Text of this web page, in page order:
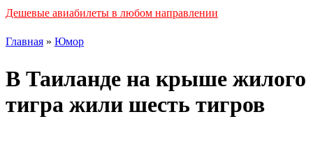
Дешевые авиабилеты в любом направлении
Главная » Юмор
В Таиланде на крыше жилого
тигра жили шесть тигров